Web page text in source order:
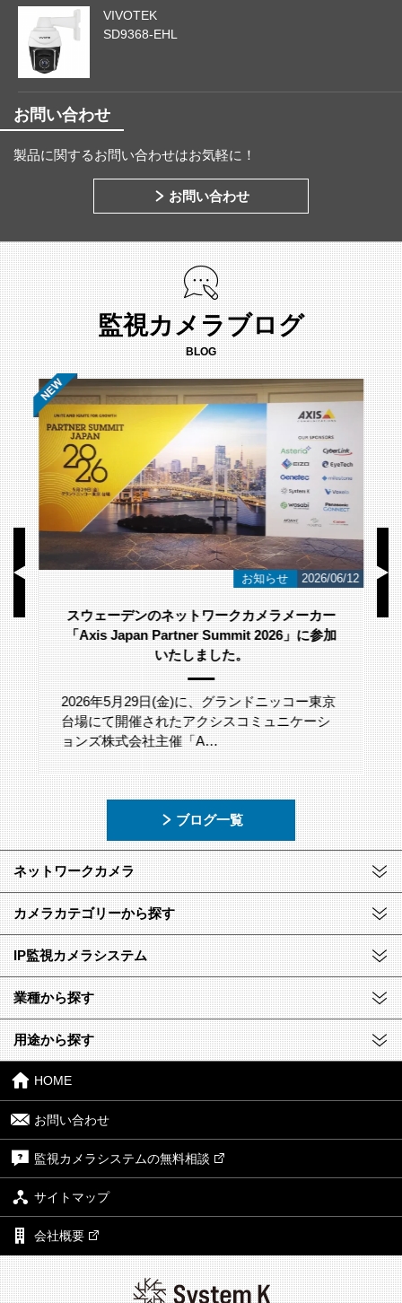
VIVOTEK
SD9368-EHL
お問い合わせ
製品に関するお問い合わせはお気軽に！
お問い合わせ
監視カメラブログ
BLOG
23 お知らせ 2026/06/12
スウェーデンのネットワークカメラメーカー
「Axis Japan Partner Summit 2026」に参加
いたしました。
2026年5月29日(金)に、グランドニッコー東京
台場にて開催されたアクシスコミュニケーシ
ョンズ株式会社主催「A…
ブログ一覧
ネットワークカメラ
カメラカテゴリーから探す
IP監視カメラシステム
業種から探す
用途から探す
HOME
お問い合わせ
監視カメラシステムの無料相談
サイトマップ
会社概要